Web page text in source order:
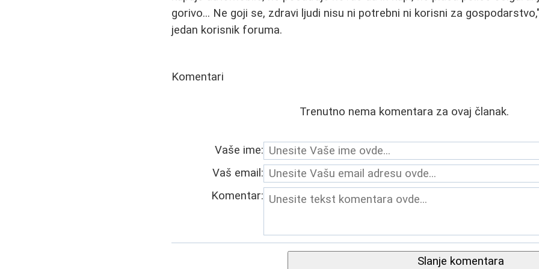
gorivo... Ne goji se, zdravi ljudi nisu ni potrebni ni korisni za
jedan korisnik foruma.
Komentari
Trenutno nema komentara za ovaj članak.
Vaše ime:
Vaš email:
Komentar:
Slanje komentara